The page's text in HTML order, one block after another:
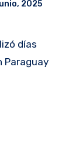
2025
Paraguay